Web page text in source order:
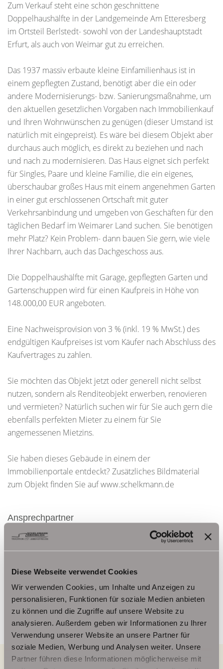
Diese Webseite verwendet Cookies
Wir verwenden Cookies, um Inhalte und Anzeigen zu
personalisieren, Funktionen für soziale Medien anbieten
zu können und die Zugriffe auf unsere Website zu
analysieren. Außerdem geben wir Informationen zu Ihrer
Verwendung unserer Website an unsere Partner für
soziale Medien, Werbung und Analysen weiter. Unsere
Partner führen diese Informationen möglicherweise mit
Zum Verkauf steht eine schön geschnittene
Doppelhaushälfte in der Landgemeinde Am Etteresberg
im Ortsteil Berlstedt- sowohl von der Landeshauptstadt
Erfurt, als auch von Weimar gut zu erreichen.
Das 1937 massiv erbaute kleine Einfamilienhaus ist in
einem gepflegten Zustand, benötigt aber die ein oder
andere Modernisierungs- bzw. Sanierungsmaßnahme, um
den aktuellen gesetzlichen Vorgaben nach Immobilienkauf
und Ihren Wohnwünschen zu genügen (dieser Umstand ist
natürlich mit eingepreist). Es wäre bei diesem Objekt aber
durchaus auch möglich, es direkt zu beziehen und nach
und nach zu modernisieren. Das Haus eignet sich perfekt
für Singles, Paare und kleine Familie, die ein eigenes,
überschaubar großes Haus mit einem angenehmen Garten
in einer gut erschlossenen Ortschaft mit guter
Verkehrsanbindung und umgeben von Geschäften für den
täglichen Bedarf im Weimarer Land suchen. Sie benötigen
mehr Platz? Kein Problem- dann bauen Sie gern, wie viele
Ihrer Nachbarn, auch das Dachgeschoss aus.
Die Doppelhaushälfte mit Garage, gepflegten Garten und
Gartenschuppen wird für einen Kaufpreis in Höhe von
148.000,00 EUR angeboten.
Eine Nachweisprovision von 3 % (inkl. 19 % MwSt.) des
endgültigen Kaufpreises ist vom Käufer nach Abschluss des
Kaufvertrages zu zahlen.
Sie möchten das Objekt jetzt oder generell nicht selbst
nutzen, sondern als Renditeobjekt erwerben, renovieren
und vermieten? Natürlich suchen wir für Sie auch gern die
ebenfalls perfekten Mieter zu einem für Sie
angemessenen Mietzins.
Sie haben dieses Gebäude in einem der
Immobilienportale entdeckt? Zusätzliches Bildmaterial
zum Objekt finden Sie auf www.schelkmann.de
Ansprechpartner
Frau Beate Schelkmann
Telefax: 004936124026179
info@schelkmann.de